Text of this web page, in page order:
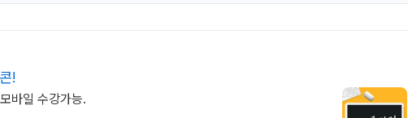
!
바일 수강가능.